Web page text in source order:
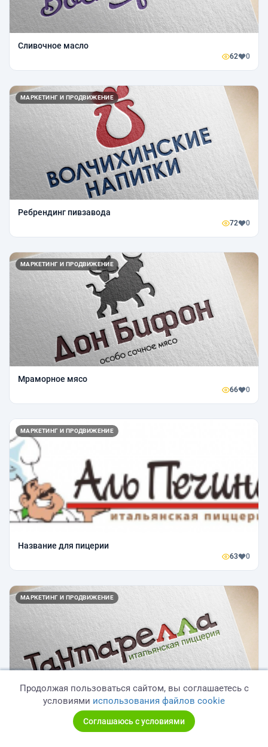
Сливочное масло
62 0
МАРКЕТИНГ И ПРОДВИЖЕНИЕ
Ребрендинг пивзавода
72 0
МАРКЕТИНГ И ПРОДВИЖЕНИЕ
Мраморное мясо
66 0
МАРКЕТИНГ И ПРОДВИЖЕНИЕ
Название для пицерии
63 0
МАРКЕТИНГ И ПРОДВИЖЕНИЕ
Итальянский ресторан
Продолжая пользоваться сайтом, вы соглашаетесь с
условиями использования файлов cookie
Соглашаюсь с условиями